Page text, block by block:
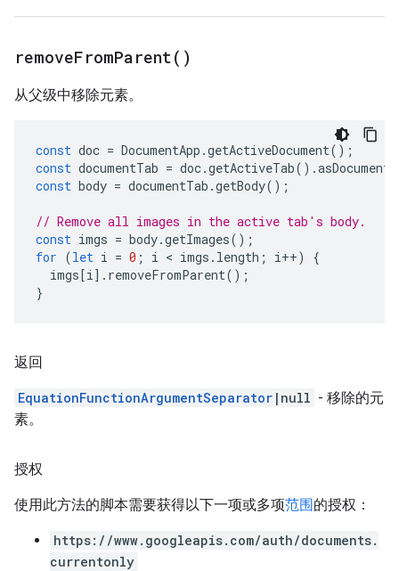
removeFromParent( )
从父级中移除元素。
const doc = DocumentApp .getActiveDocument();
const documentTab = doc.getActiveTab().
const body = documentTab .getBody();
// Remove all images in the active tab's body.
const imgs = body.getImages();
for (let i = 0 ; i < imgs . length ; i++)
{
imgs[i]. removeFromParent();
}
返回
EquationFunctionArgumentSeparator |null - 移除的元
素。
授权
使用此方法的脚本需要获得以下一项或多项范围的授权：
https://www.googleapis.com/auth/documents.
currentonly